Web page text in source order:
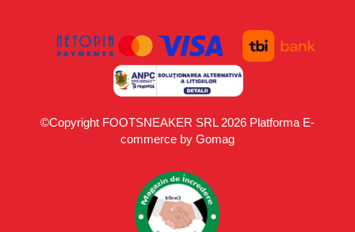
©Copyright FOOTSNEAKER SRL 2026 Platforma E-
commerce by Gomag